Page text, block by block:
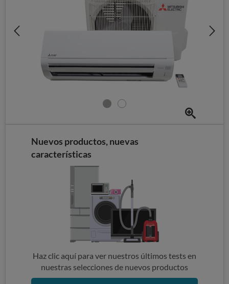
Nuevos productos, nuevas
características
Haz clic aquí para ver nuestros últimos tests en
nuestras selecciones de nuevos productos